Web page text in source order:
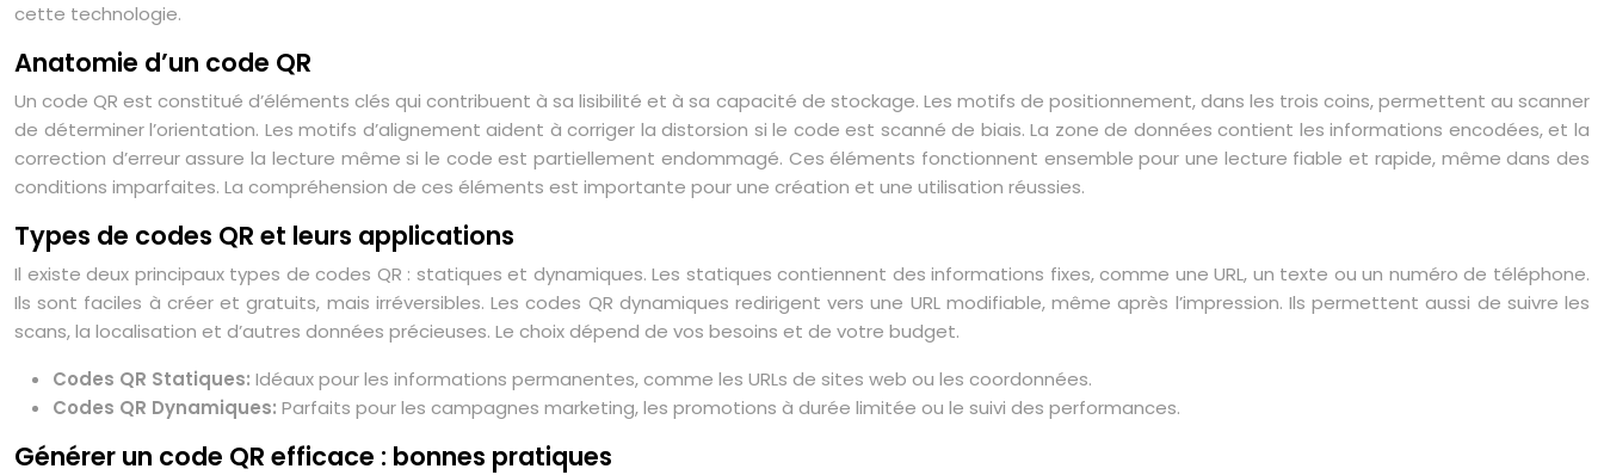
cette technologie.
Anatomie d’un code QR
Un code QR est constitué d’éléments clés qui contribuent à sa lisibilité et à sa capacité de stockage. Les motifs de positionnement, dans les trois coins, permettent au scanner
de déterminer l’orientation. Les motifs d’alignement aident à corriger la distorsion si le code est scanné de biais. La zone de données contient les informations encodées, et la
correction d’erreur assure la lecture même si le code est partiellement endommagé. Ces éléments fonctionnent ensemble pour une lecture fiable et rapide, même dans des
conditions imparfaites. La compréhension de ces éléments est importante pour une création et une utilisation réussies.
Types de codes QR et leurs applications
Il existe deux principaux types de codes QR : statiques et dynamiques. Les statiques contiennent des informations fixes, comme une URL, un texte ou un numéro de téléphone.
Ils sont faciles à créer et gratuits, mais irréversibles. Les codes QR dynamiques redirigent vers une URL modifiable, même après l’impression. Ils permettent aussi de suivre les
scans, la localisation et d’autres données précieuses. Le choix dépend de vos besoins et de votre budget.
Codes QR Statiques: Idéaux pour les informations permanentes, comme les URLs de sites web ou les coordonnées.
Codes QR Dynamiques: Parfaits pour les campagnes marketing, les promotions à durée limitée ou le suivi des performances.
Générer un code QR efficace : bonnes pratiques